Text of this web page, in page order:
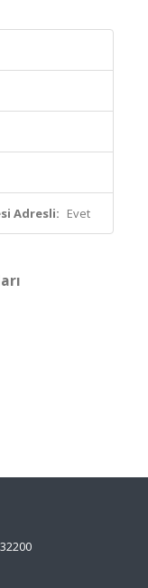
Adresli: Evet